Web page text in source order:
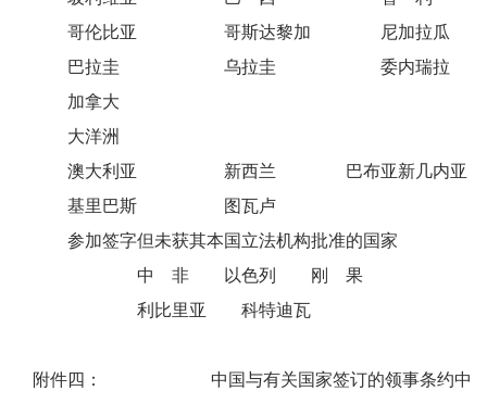
哥伦比亚 哥斯达黎加 尼加拉瓜
巴拉圭 乌拉圭 委内瑞拉
加拿大
大洋洲
澳大利亚 新西兰 巴布亚新几内亚
基里巴斯 图瓦卢
参加签字但未获其本国立法机构批准的国家
中 非 以色列 刚 果
利比里亚 科特迪瓦
附件四： 中国与有关国家签订的领事条约中